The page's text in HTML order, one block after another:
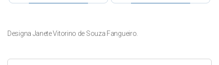
Designa Janete Vitorino de Souza Fangueiro.